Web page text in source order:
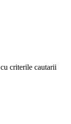
criterile cautarii